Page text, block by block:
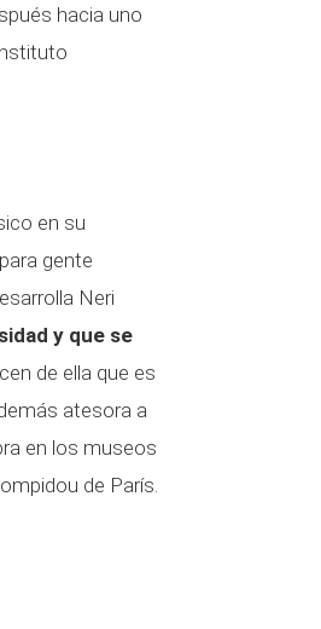
hacia uno
en su
gente
Neri
y que se
de ella que es
atesora a
en los museos
de París.